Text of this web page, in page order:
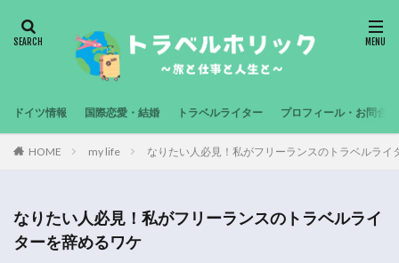
ドイツ情報 国際恋愛・結婚 トラベルライター プロフィール・お問合せ
HOME my life なりたい人必見！私がフリーランスのトラベルライ
なりたい人必見！私がフリーランスのトラベルライ
ターを辞めるワケ